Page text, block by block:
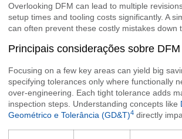
Overlooking DFM can lead to multiple
setup times and tooling costs significantly. A
can often prevent these costly mistakes down
Principais considerações sobre DFM
Focusing on a few key areas can yield big
specifying tolerances only where functionally
over-engineering. Each tight tolerance adds
inspection steps. Understanding concepts like
Geométrico e Tolerância (GD&T)4 directly